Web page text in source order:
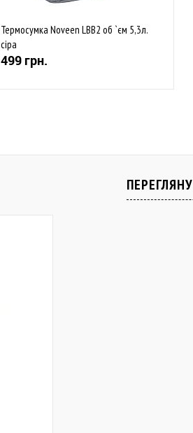
Термосумка Noveen LBB2 об `єм 5,3л.
сіра
499 грн.